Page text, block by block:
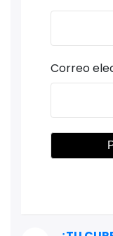
Correo